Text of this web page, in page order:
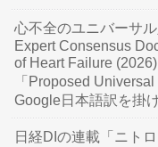
心不全のユニバーサ
Expert Consensus
of Heart Failure
「Proposed
Google日本語訳を掛
日経DIの連載「ニト